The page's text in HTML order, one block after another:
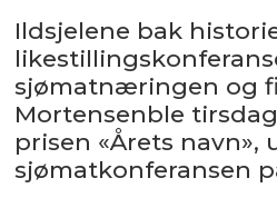
Ildsjelene bak
sjømatnæringen og
Mortensenble
prisen «Årets navn»,
sjømatkonferansen